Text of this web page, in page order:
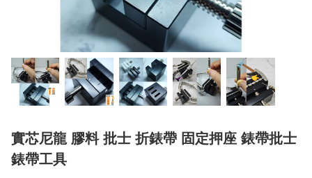
實芯尼龍 膠料 批士 折錶帶 固定押座 錶帶批士
錶帶工具